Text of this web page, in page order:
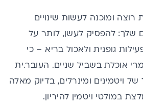
ומוכנה לעשות שינויים
שלך: להפסיק לעשן, לותר על
גופנית ולאכול בריא – כי
אוכלת בשביל שניים. העובר.ית
של ויטמינים ומינרלים, בדיוק מאלה
במולטי ויטמין להיריון.